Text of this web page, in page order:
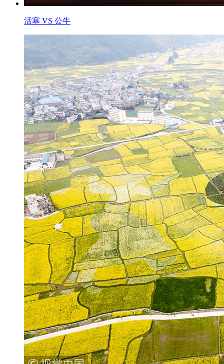
活塞 VS 公牛